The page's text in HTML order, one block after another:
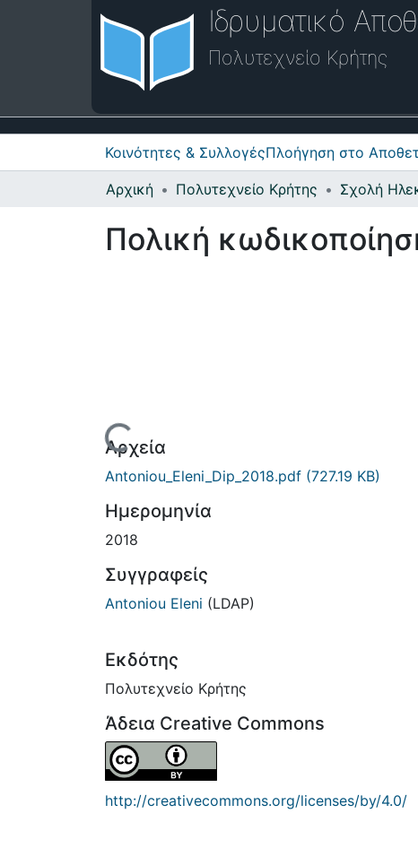
Ιδρυματικό
Πολυτεχνείο Κρήτης
Κοινότητες & ΣυλλογέςΠλοήγηση στο
Αρχική Πολυτεχνείο Κρήτης
Πολική
Φόρτωση...
Αρχεία
Antoniou_Eleni_Dip_2018.pdf (727.19 KB)
Ημερομηνία
2018
Συγγραφείς
Antoniou Eleni (LDAP)
Εκδότης
Πολυτεχνείο Κρήτης
Άδεια Creative Commons
http://creativecommons.org/licenses/by/4.0/